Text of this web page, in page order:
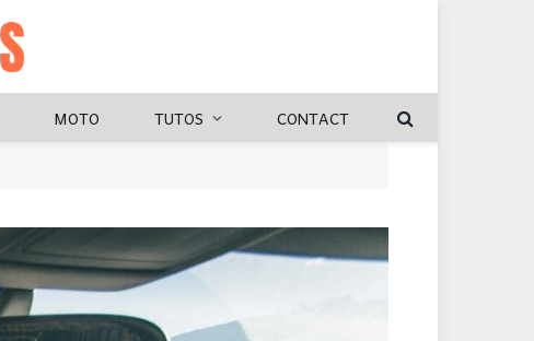
MOTO TUTOS CONTACT